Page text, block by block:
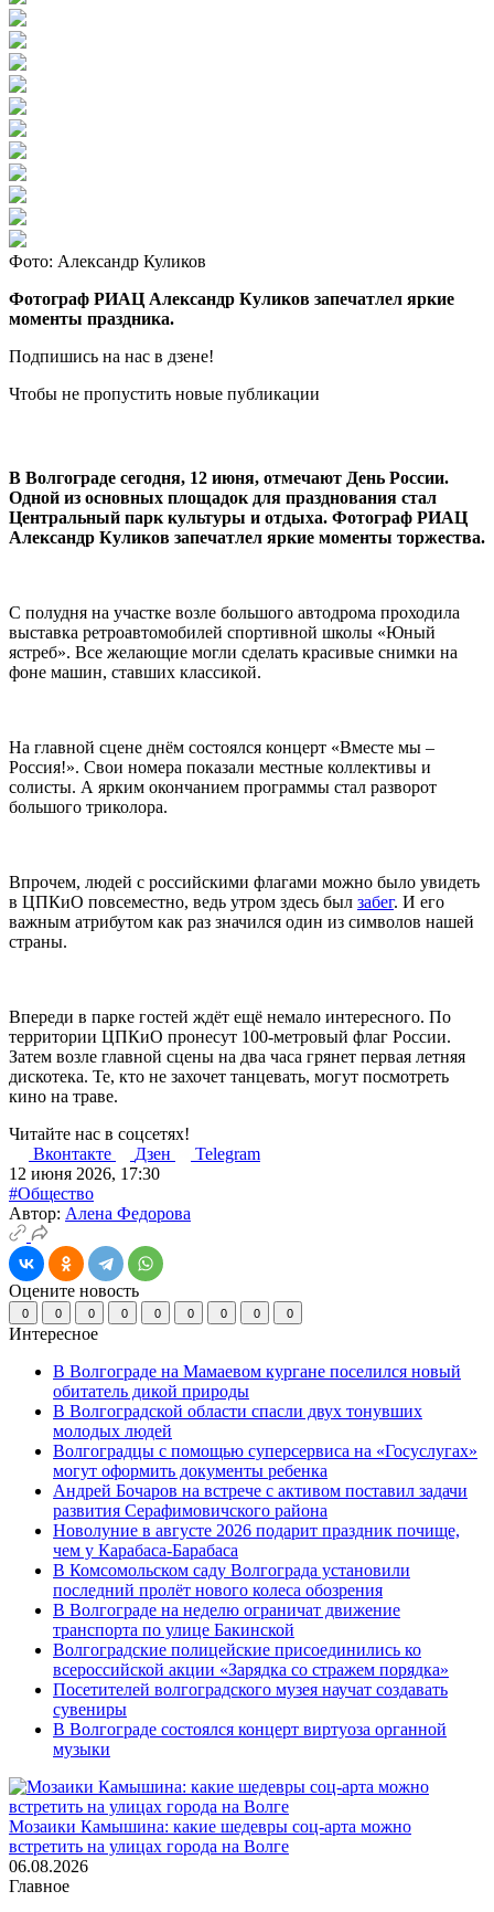
Фото: Александр Куликов
Фотограф РИАЦ Александр Куликов запечатлел яркие
моменты праздника.
Подпишись на нас в дзене!
Чтобы не пропустить новые публикации
В Волгограде сегодня, 12 июня, отмечают День России.
Одной из основных площадок для празднования стал
Центральный парк культуры и отдыха. Фотограф РИАЦ
Александр Куликов запечатлел яркие моменты торжества.
С полудня на участке возле большого автодрома проходила
выставка ретроавтомобилей спортивной школы «Юный
ястреб». Все желающие могли сделать красивые снимки на
фоне машин, ставших классикой.
На главной сцене днём состоялся концерт «Вместе мы –
Россия!». Свои номера показали местные коллективы и
солисты. А ярким окончанием программы стал разворот
большого триколора.
Впрочем, людей с российскими флагами можно было увидеть
в ЦПКиО повсеместно, ведь утром здесь был забег. И его
важным атрибутом как раз значился один из символов нашей
страны.
Впереди в парке гостей ждёт ещё немало интересного. По
территории ЦПКиО пронесут 100-метровый флаг России.
Затем возле главной сцены на два часа грянет первая летняя
дискотека. Те, кто не захочет танцевать, могут посмотреть
кино на траве.
Читайте нас в соцсетях!
Вконтакте
Дзен
Telegram
12 июня 2026, 17:30
#Общество
Автор: Алена Федорова
Оцените новость
0 0 0 0 0 0 0 0 0
Интересное
В Волгограде на Мамаевом кургане поселился новый
обитатель дикой природы
В Волгоградской области спасли двух тонувших
молодых людей
Волгоградцы с помощью суперсервиса на «Госуслугах»
могут оформить документы ребенка
Андрей Бочаров на встрече с активом поставил задачи
развития Серафимовичского района
Новолуние в августе 2026 подарит праздник почище,
чем у Карабаса-Барабаса
В Комсомольском саду Волгограда установили
последний пролёт нового колеса обозрения
В Волгограде на неделю ограничат движение
транспорта по улице Бакинской
Волгоградские полицейские присоединились ко
всероссийской акции «Зарядка со стражем порядка»
Посетителей волгоградского музея научат создавать
сувениры
В Волгограде состоялся концерт виртуоза органной
музыки
Мозаики Камышина: какие шедевры соц-арта можно
встретить на улицах города на Волге
06.08.2026
Главное